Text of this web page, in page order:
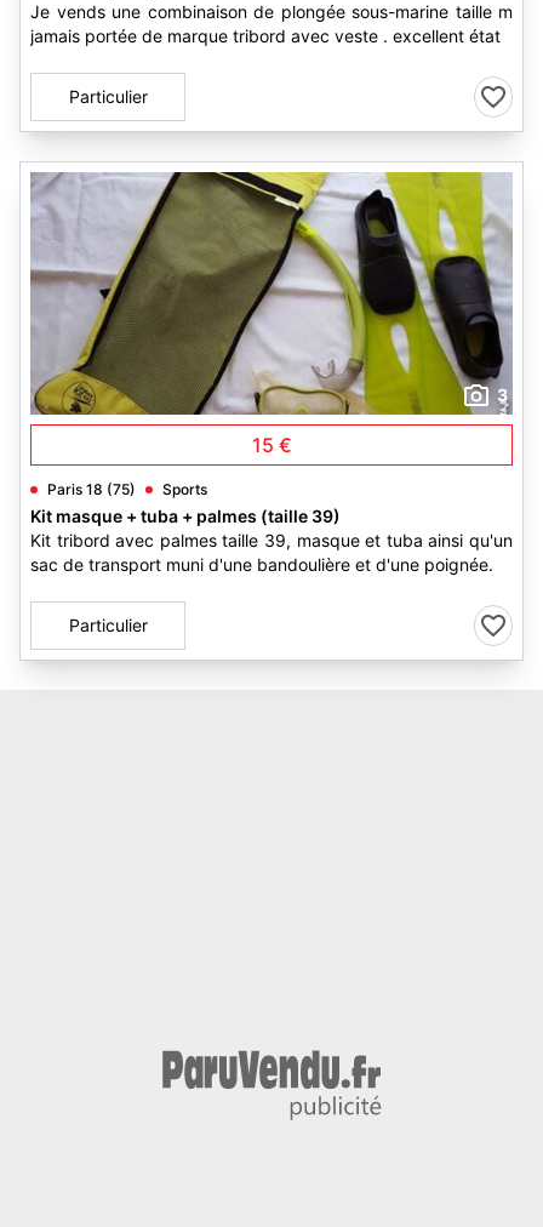
Je vends une combinaison de plongée sous-marine taille m
jamais portée de marque tribord avec veste . excellent état
Particulier
3
15 €
Paris 18 (75) Sports
Kit masque + tuba + palmes (taille 39)
Kit tribord avec palmes taille 39, masque et tuba ainsi qu'un
sac de transport muni d'une bandoulière et d'une poignée.
Particulier